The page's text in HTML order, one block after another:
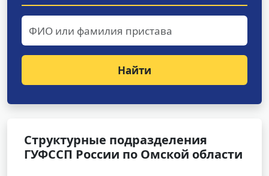
Найти
Структурные подразделения
ГУФССП России по Омской области